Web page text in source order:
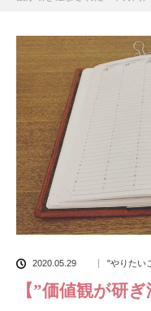
2020.05.29 "やりたい
【”価値観が研